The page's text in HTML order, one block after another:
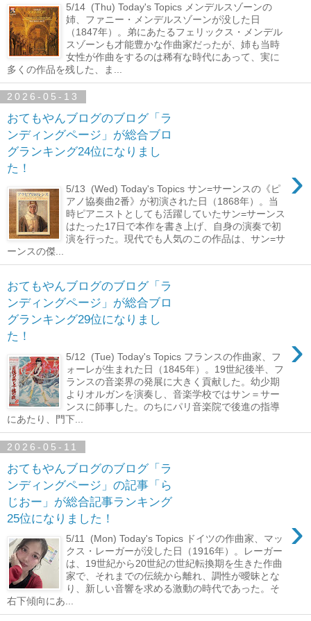
5/14 (Thu) Today's Topics メンデルスゾーンの
姉、ファニー・メンデルスゾーンが没した日
（1847年）。弟にあたるフェリックス・メンデル
スゾーンも才能豊かな作曲家だったが、姉も当時
女性が作曲をするのは稀有な時代にあって、実に
多くの作品を残した、ま...
2026-05-13
おてもやんブログのブログ「ラ
ンディングページ」が総合ブロ
グランキング24位になりまし
た！
›
5/13 (Wed) Today's Topics サン=サーンスの《ピ
アノ協奏曲2番》が初演された日（1868年）。当
時ピアニストとしても活躍していたサン=サーンス
はたった17日で本作を書き上げ、自身の演奏で初
演を行った。現代でも人気のこの作品は、サン=サ
ーンスの傑...
おてもやんブログのブログ「ラ
ンディングページ」が総合ブロ
グランキング29位になりまし
た！
›
5/12 (Tue) Today's Topics フランスの作曲家、フ
ォーレが生まれた日（1845年）。19世紀後半、フ
ランスの音楽界の発展に大きく貢献した。幼少期
よりオルガンを演奏し、音楽学校ではサン＝サー
ンスに師事した。のちにパリ音楽院で後進の指導
にあたり、門下...
2026-05-11
おてもやんブログのブログ「ラ
ンディングページ」の記事「ら
じおー」が総合記事ランキング
25位になりました！
›
5/11 (Mon) Today's Topics ドイツの作曲家、マッ
クス・レーガーが没した日（1916年）。レーガー
は、19世紀から20世紀の世紀転換期を生きた作曲
家で、それまでの伝統から離れ、調性が曖昧とな
り、新しい音響を求める激動の時代であった。そ
右下傾向にあ...